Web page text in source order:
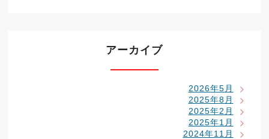
アーカイブ
2026年5月
2025年8月
2025年2月
2025年1月
2024年11月